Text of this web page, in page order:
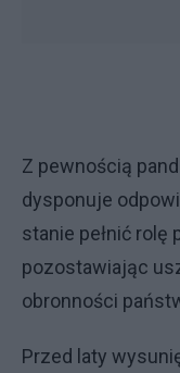
Z pewnością
dysponuje
stanie pełnić rolę
pozostawiając
obronności
Przed laty